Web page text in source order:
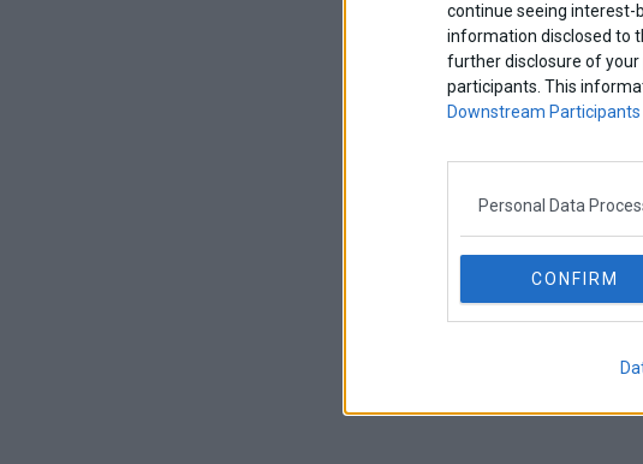
continue seeing interest-
information disclosed to
further disclosure of your
participants. This
Downstream Participants
Personal Data
CONFIRM